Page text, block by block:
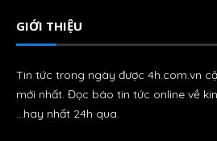
GIỚI THIỆU
Tin tức trong ngày được 4h.com.vn
mới nhất. Đọc báo tin tức online về
…hay nhất 24h qua.